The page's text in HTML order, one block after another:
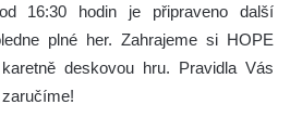
16:30 hodin je připraveno další
plné her. Zahrajeme si HOPE
deskovou hru. Pravidla Vás